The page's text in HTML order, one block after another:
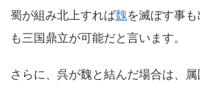
蜀が組み北上すれば魏を滅ぼす事
も三国鼎立が可能だと言います。
さらに、呉が魏と結んだ場合は、